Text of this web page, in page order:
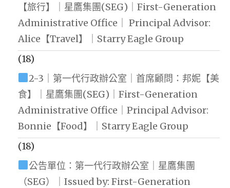
【旅行】｜星鷹集團(SEG)｜First-Generation
Administrative Office｜ Principal Advisor:
Alice【Travel】｜Starry Eagle Group
(18)
2-3｜第一代行政辦公室｜首席顧問：邦妮【美
食】｜星鷹集團(SEG)｜First-Generation
Administrative Office｜Principal Advisor:
Bonnie【Food】｜Starry Eagle Group
(18)
公告單位：第一代行政辦公室｜星鷹集團
（SEG）｜Issued by: First-Generation